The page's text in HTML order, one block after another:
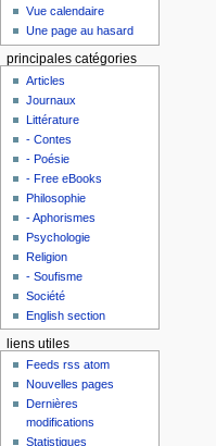
Vue calendaire
Une page au hasard
principales catégories
Articles
Journaux
Littérature
- Contes
- Poésie
- Free eBooks
Philosophie
- Aphorismes
Psychologie
Religion
- Soufisme
Société
English section
liens utiles
Feeds rss atom
Nouvelles pages
Dernières
modifications
Statistiques